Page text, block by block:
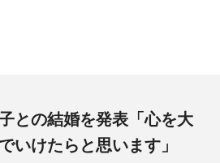
との結婚を発表「心を大
いけたらと思います」